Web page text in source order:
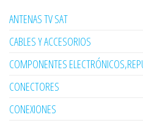
ANTENAS TV SAT
CABLES Y ACCESORIOS
COMPONENTES
CONECTORES
CONEXIONES